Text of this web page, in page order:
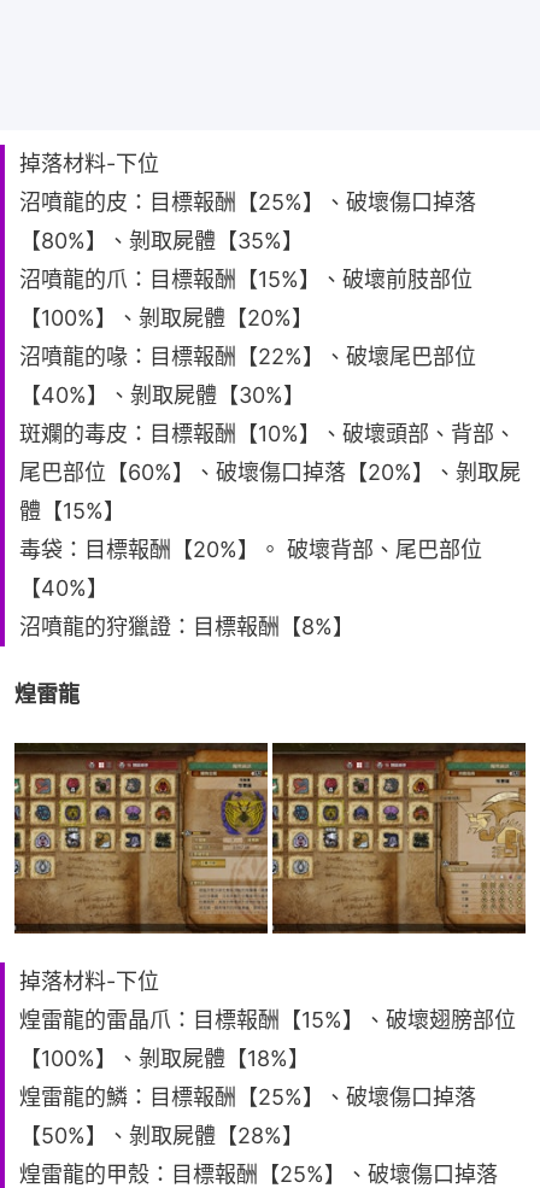
掉落材料-下位
沼噴龍的皮：目標報酬【25%】、破壞傷口掉落
【80%】、剝取屍體【35%】
沼噴龍的爪：目標報酬【15%】、破壞前肢部位
【100%】、剝取屍體【20%】
沼噴龍的喙：目標報酬【22%】、破壞尾巴部位
【40%】、剝取屍體【30%】
斑斕的毒皮：目標報酬【10%】、破壞頭部、背部、
尾巴部位【60%】、破壞傷口掉落【20%】、剝取屍
體【15%】
毒袋：目標報酬【20%】。 破壞背部、尾巴部位
【40%】
沼噴龍的狩獵證：目標報酬【8%】
煌雷龍
掉落材料-下位
煌雷龍的雷晶爪：目標報酬【15%】、破壞翅膀部位
【100%】、剝取屍體【18%】
煌雷龍的鱗：目標報酬【25%】、破壞傷口掉落
【50%】、剝取屍體【28%】
煌雷龍的甲殼：目標報酬【25%】、破壞傷口掉落